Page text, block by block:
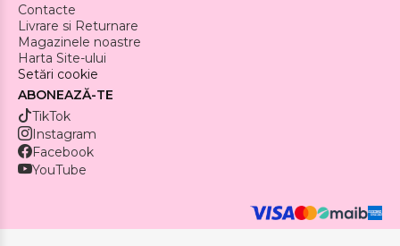
Contacte
Livrare si Returnare
Magazinele noastre
Harta Site-ului
Setări cookie
ABONEAZĂ-TE
TikTok
Instagram
Facebook
YouTube